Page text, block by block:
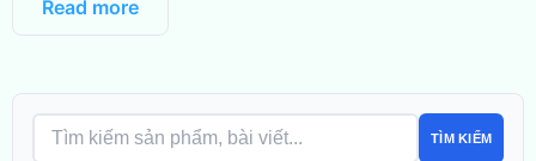
Read more
TÌM KIẾM